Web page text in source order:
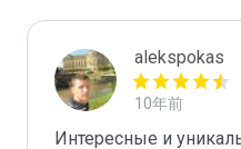
alekspokas
10年前
Интересные и